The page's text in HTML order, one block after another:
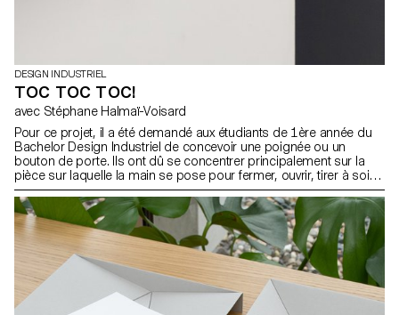
DESIGN INDUSTRIEL
TOC TOC TOC!
avec Stéphane Halmaï-Voisard
Pour ce projet, il a été demandé aux étudiants de 1ère année du
Bachelor Design Industriel de concevoir une poignée ou un
bouton de porte. Ils ont dû se concentrer principalement sur la
pièce sur laquelle la main se pose pour fermer, ouvrir, tirer à soi
ou pousser une porte. La typologie de leur poignée était libre,
pour autant qu’elle soit compatible avec un méchanisme existant.
Le contexte de l’objet ainsi que son usage et son ergonomie sont
des aspect qui ont été au coeur de leur projet.